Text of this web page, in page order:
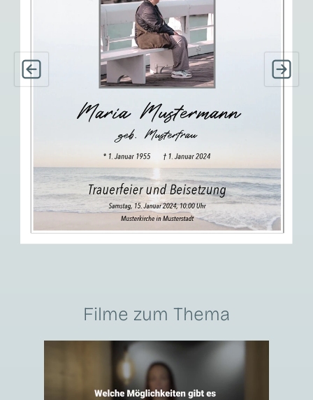
Filme zum Thema